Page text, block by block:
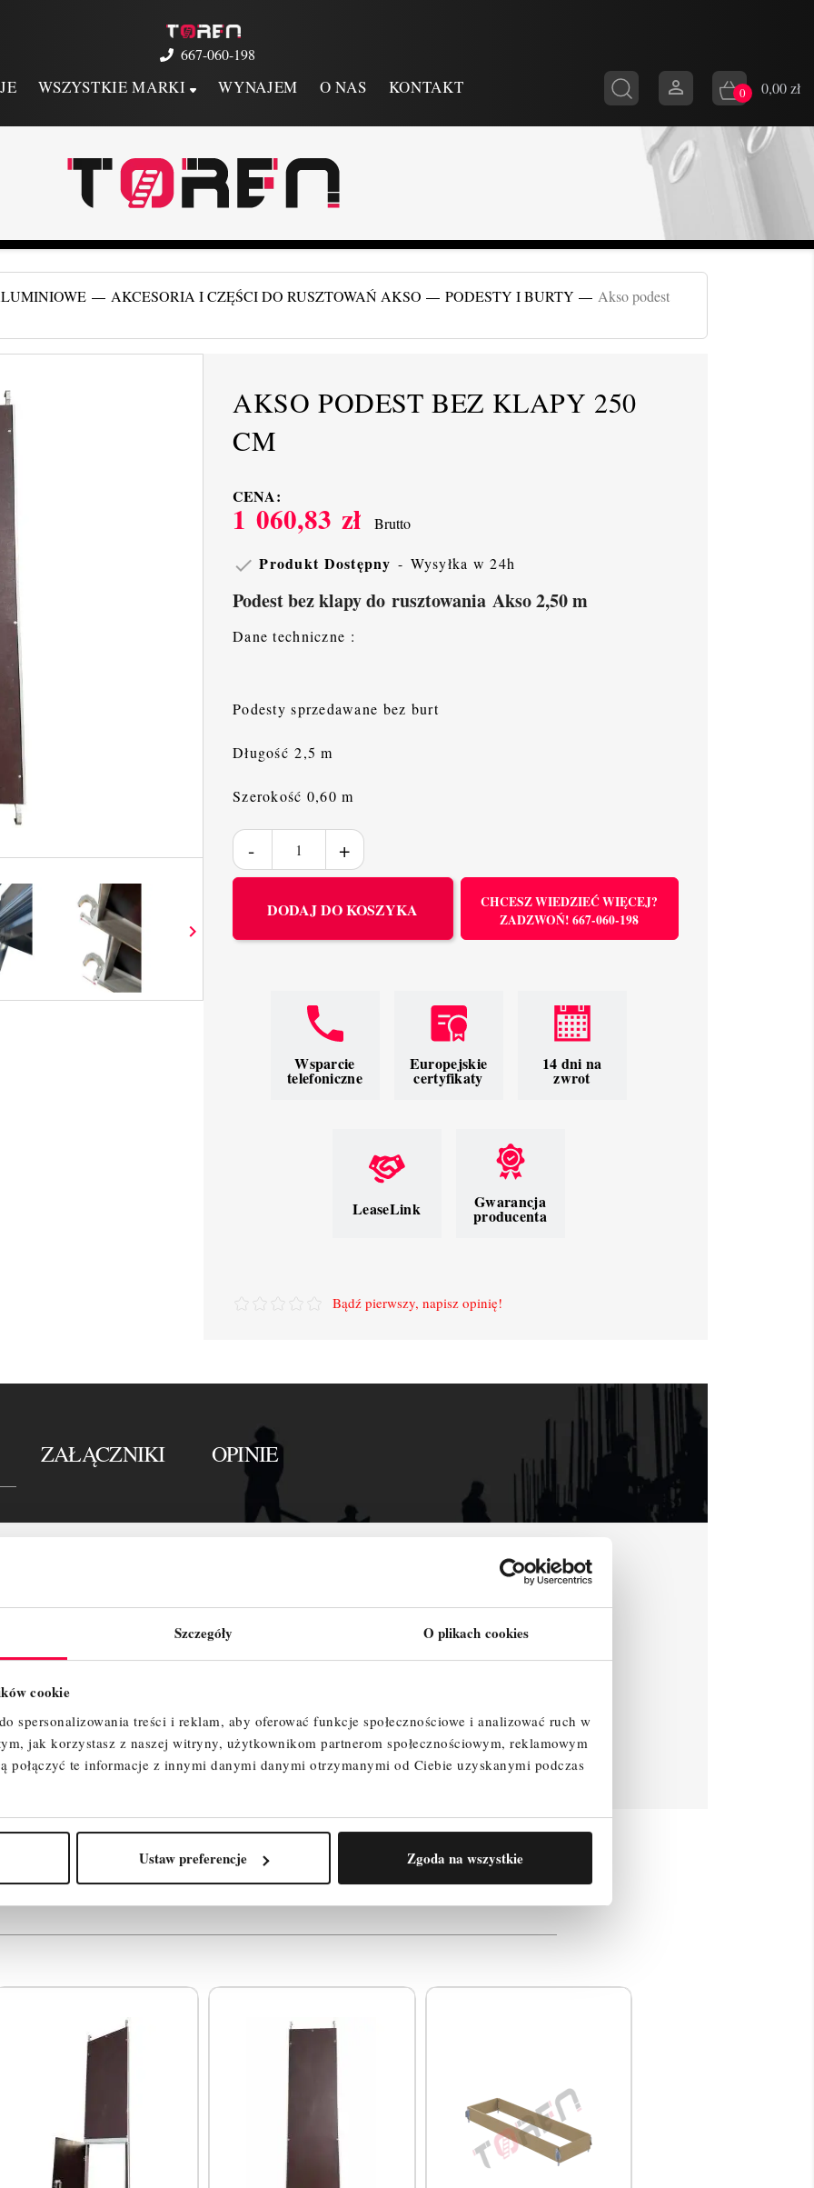
Szczegóły O plikach cookies
cookie
spersonalizowania treści i reklam, aby oferować funkcje społecznościowe i analizować ruch w
jak korzystasz z naszej witryny, użytkownikom partnerom społecznościowym, reklamowym
połączyć te informacje z innymi danymi danymi otrzymanymi od Ciebie uzyskanymi podczas
Ustaw preferencje Zgoda na wszystkie
667-060-198
WSZYSTKIE MARKI WYNAJEM O NAS KONTAKT  0 0,00 zł
AKCESORIA I CZĘŚCI DO RUSZTOWAŃ AKSO PODESTY I BURTY Akso podest

AKSO PODEST BEZ KLAPY 250
CM
CENA:
1 060,83 zł Brutto
 Produkt Dostępny Wysyłka w 24h
Podest bez klapy do rusztowania Akso 2,50 m
Dane techniczne :
Podesty sprzedawane bez burt
Długość 2,5 m
Szerokość 0,60 m
DODAJ DO KOSZYKA
CHCESZ WIEDZIEĆ WIĘCEJ?
ZADZWOŃ! 667-060-198
Wsparcie
telefoniczne
Europejskie
certyfikaty
14 dni na
zwrot
LeaseLink Gwarancja
producenta
Bądź pierwszy, napisz opinię!
ZAŁĄCZNIKI OPINIE
które mogą Cię zainteresować